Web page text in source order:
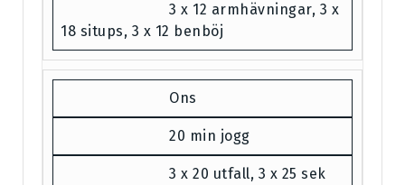
3 x 12 armhävningar, 3 x
18 situps, 3 x 12 benböj
Ons
20 min jogg
3 x 20 utfall, 3 x 25 sek